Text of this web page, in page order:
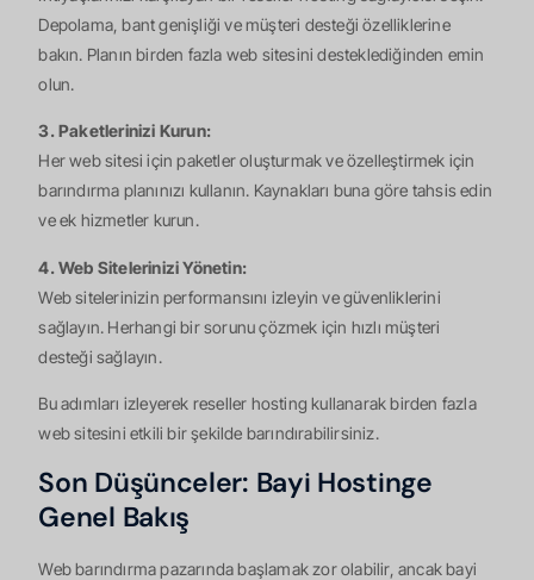
Depolama, bant genişliği ve müşteri desteği özelliklerine
bakın. Planın birden fazla web sitesini desteklediğinden emin
olun.
3. Paketlerinizi Kurun:
Her web sitesi için paketler oluşturmak ve özelleştirmek için
barındırma planınızı kullanın. Kaynakları buna göre tahsis edin
ve ek hizmetler kurun.
4. Web Sitelerinizi Yönetin:
Web sitelerinizin performansını izleyin ve güvenliklerini
sağlayın. Herhangi bir sorunu çözmek için hızlı müşteri
desteği sağlayın.
Bu adımları izleyerek reseller hosting kullanarak birden fazla
web sitesini etkili bir şekilde barındırabilirsiniz.
Son Düşünceler: Bayi Hostinge
Genel Bakış
Web barındırma pazarında başlamak zor olabilir, ancak bayi